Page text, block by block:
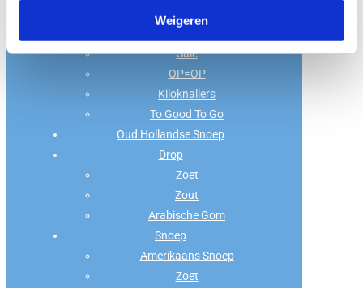
Weigeren
Home
Sale
OP=OP
Kiloknallers
To Good To Go
Oud Hollandse Snoep
Drop
Zoet
Zout
Arabische Gom
Snoep
Amerikaans Snoep
Zoet